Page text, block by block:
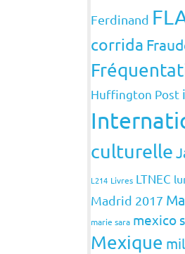
Ferdinand
corrida
Huffington Post
culturelle
L214 Livres LTNEC
Madrid 2017
marie sara mexico
Mexique